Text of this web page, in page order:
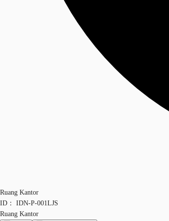
Ruang Kantor
ID：
IDN-P-001LJS
Ruang Kantor